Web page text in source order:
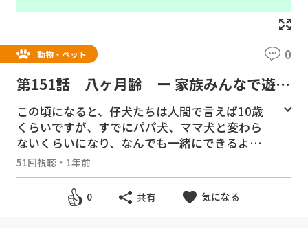
動物・ペット 0
第151話 八ヶ月齢 ー 家族みんなで遊び
ます ー
この頃になると、仔犬たちは人間で言えば10歳
くらいですが、すでにパパ犬、ママ犬と変わら
ないくらいになり、なんでも一緒にできるよう
になりました。家族で暮らしているので少し成
長が早いのかも知れません。
＃ヨークシャテリア ＃ヨーキー ＃多頭飼
51回視聴 ・ 1年前
0 共有 気になる